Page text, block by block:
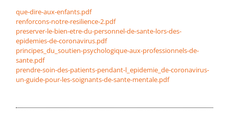
que-dire-aux-enfants.pdf
renforcons-notre-resilience-2.pdf
preserver-le-bien-etre-du-personnel-de-sante-lors-des-
epidemies-de-coronavirus.pdf
principes_du_soutien-psychologique-aux-professionnels-de-
sante.pdf
prendre-soin-des-patients-pendant-l_epidemie_de-coronavirus-
un-guide-pour-les-soignants-de-sante-mentale.pdf